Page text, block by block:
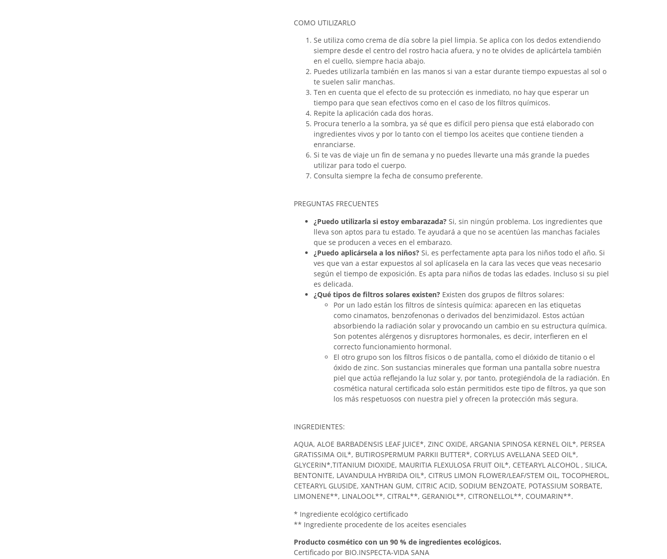
COMO UTILIZARLO
Se utiliza como crema de día sobre la piel limpia. Se aplica con los dedos extendiendo
siempre desde el centro del rostro hacia afuera, y no te olvides de aplicártela también
en el cuello, siempre hacia abajo.
Puedes utilizarla también en las manos si van a estar durante tiempo expuestas al sol o
te suelen salir manchas.
Ten en cuenta que el efecto de su protección es inmediato, no hay que esperar un
tiempo para que sean efectivos como en el caso de los filtros químicos.
Repite la aplicación cada dos horas.
Procura tenerlo a la sombra, ya sé que es difícil pero piensa que está elaborado con
ingredientes vivos y por lo tanto con el tiempo los aceites que contiene tienden a
enranciarse.
Si te vas de viaje un fin de semana y no puedes llevarte una más grande la puedes
utilizar para todo el cuerpo.
Consulta siempre la fecha de consumo preferente.
PREGUNTAS FRECUENTES
¿Puedo utilizarla si estoy embarazada? Si, sin ningún problema. Los ingredientes que
lleva son aptos para tu estado. Te ayudará a que no se acentúen las manchas faciales
que se producen a veces en el embarazo.
¿Puedo aplicársela a los niños? Si, es perfectamente apta para los niños todo el año. Si
ves que van a estar expuestos al sol aplícasela en la cara las veces que veas necesario
según el tiempo de exposición. Es apta para niños de todas las edades. Incluso si su piel
es delicada.
¿Qué tipos de filtros solares existen? Existen dos grupos de filtros solares:
Por un lado están los filtros de síntesis química: aparecen en las etiquetas
como cinamatos, benzofenonas o derivados del benzimidazol. Estos actúan
absorbiendo la radiación solar y provocando un cambio en su estructura química.
Son potentes alérgenos y disruptores hormonales, es decir, interfieren en el
correcto funcionamiento hormonal.
El otro grupo son los filtros físicos o de pantalla, como el dióxido de titanio o el
óxido de zinc. Son sustancias minerales que forman una pantalla sobre nuestra
piel que actúa reflejando la luz solar y, por tanto, protegiéndola de la radiación. En
cosmética natural certificada solo están permitidos este tipo de filtros, ya que son
los más respetuosos con nuestra piel y ofrecen la protección más segura.
INGREDIENTES:
AQUA, ALOE BARBADENSIS LEAF JUICE*, ZINC OXIDE, ARGANIA SPINOSA KERNEL OIL*, PERSEA
GRATISSIMA OIL*, BUTIROSPERMUM PARKII BUTTER*, CORYLUS AVELLANA SEED OIL*,
GLYCERIN*,TITANIUM DIOXIDE, MAURITIA FLEXULOSA FRUIT OIL*, CETEARYL ALCOHOL , SILICA,
BENTONITE, LAVANDULA HYBRIDA OIL*, CITRUS LIMON FLOWER/LEAF/STEM OIL, TOCOPHEROL,
CETEARYL GLUSIDE, XANTHAN GUM, CITRIC ACID, SODIUM BENZOATE, POTASSIUM SORBATE,
LIMONENE**, LINALOOL**, CITRAL**, GERANIOL**, CITRONELLOL**, COUMARIN**.
* Ingrediente ecológico certificado
** Ingrediente procedente de los aceites esenciales
Producto cosmético con un 90 % de ingredientes ecológicos.
Certificado por BIO.INSPECTA-VIDA SANA